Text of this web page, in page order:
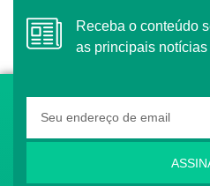
Receba o conteúdo semanal do Conass com
as principais